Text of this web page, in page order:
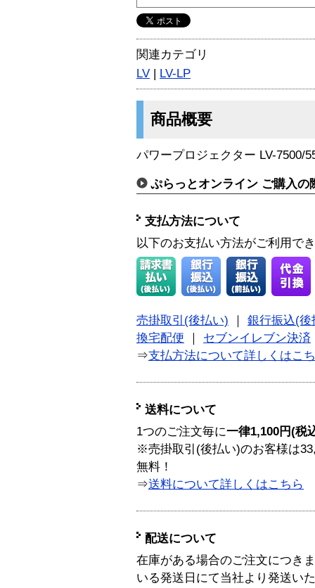
関連カテゴリ
LV | LV-LP
商品概要
パワープロジェクター LV-7500/
ぷらっとオンライン ご購入の
支払方法について
以下のお支払い方法がご利用で
売掛取引(後払い)
銀行振込(後
換宅配便
セブンイレブン決済
⇒支払方法について詳しくはこ
送料について
1つのご注文毎に一律1,100円(税
※売掛取引(後払い)のお客様は
無料！
⇒送料について詳しくはこちら
配送について
在庫がある場合のご注文につき
いる発送日にて当社より発送い